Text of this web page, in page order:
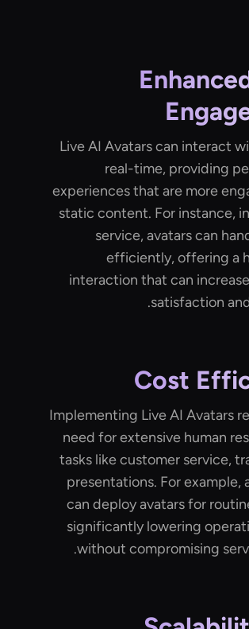
Live AI Avatars can interact
real-time, providing
experiences that are more
static content. For instance,
service, avatars can
efficiently, offering a
interaction that can
satisfaction
Cost
Implementing Live AI Avatars
need for extensive human
tasks like customer service,
presentations. For example,
can deploy avatars for
significantly lowering
without compromising